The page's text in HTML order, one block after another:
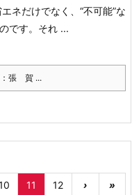
ネだけでなく、“不可能”な
です。それ ...
張 賀 ...
11 12 › »